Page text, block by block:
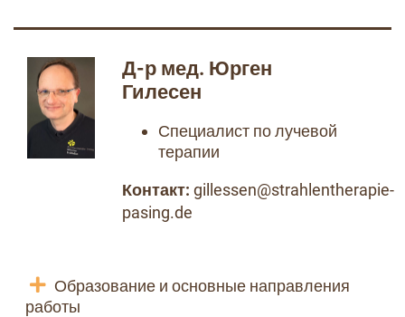
Д-р мед. Юрген
Гилесен
Специалист по лучевой
терапии
Контакт: gillessen@strahlentherapie-
pasing.de
Образование и основные направления
работы